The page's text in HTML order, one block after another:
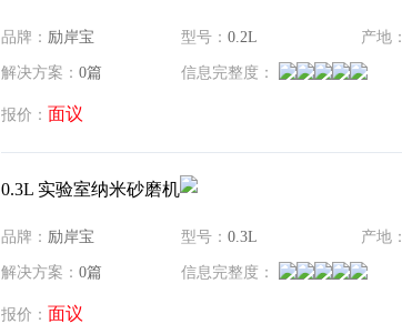
品牌： 励岸宝 型号： 0.2L 产地：
解决方案： 0篇 信息完整度：
报价： 面议
0.3L 实验室纳米砂磨机
品牌： 励岸宝 型号： 0.3L 产地：
解决方案： 0篇 信息完整度：
报价： 面议